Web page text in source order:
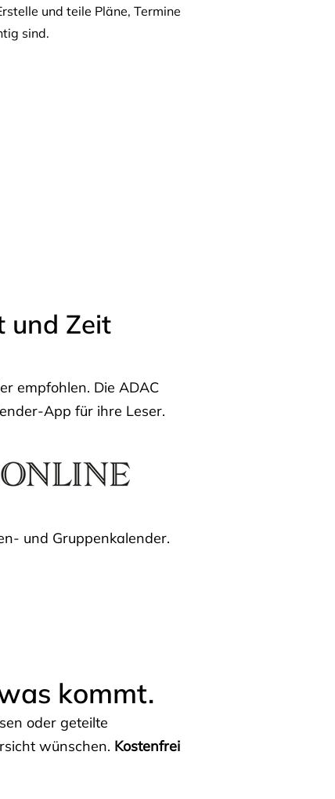
und teile Pläne, Termine
sind.
und Zeit
empfohlen. Die ADAC
App für ihre Leser.
und Gruppenkalender.
kommt.
oder geteilte
wünschen. Kostenfrei